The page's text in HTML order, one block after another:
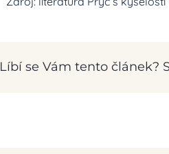
Líbí se Vám tento článek?